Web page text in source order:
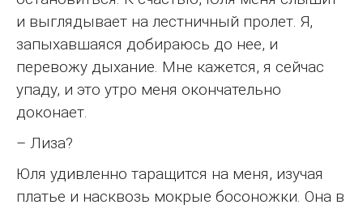
и выглядывает на лестничный пролет. Я,
запыхавшаяся добираюсь до нее, и
перевожу дыхание. Мне кажется, я сейчас
упаду, и это утро меня окончательно
доконает.
– Лиза?
Юля удивленно таращится на меня, изучая
платье и насквозь мокрые босоножки. Она в